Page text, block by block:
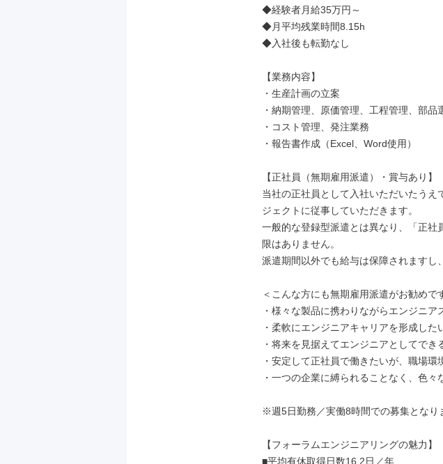
◆経験者月給35万円～
◆月平均残業時間8.15h
◆入社後も転勤なし
【業務内容】
・生産計画の立案
・納期管理、原価管理、工程管理、部品
・コスト管理、発注業務
・報告書作成（Excel、Word使用）
【正社員（無期雇用派遣）・賞与あり】
当社の正社員として入社いただいたうえ
ジェクトに従事していただきます。
一般的な登録型派遣とは異なり、「正社
限はありません。
派遣期間以外でも給与は保障されますし
＜こんな方にも無期雇用派遣がお勧めで
・様々な製品に携わりながらエンジニア
・柔軟にエンジニアキャリアを形成した
・将来を見据えてエンジニアとしてでき
・安定して正社員で働きたいが、職場環
・一つの企業に縛られることなく、色々
※週5日勤務／実働8時間での募集となり
【フォーラムエンジニアリングの魅力】
■平均有休取得日数16.2日／年